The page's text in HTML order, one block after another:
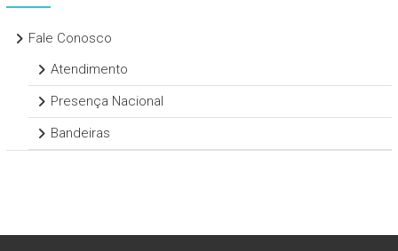
Fale Conosco
Atendimento
Presença Nacional
Bandeiras